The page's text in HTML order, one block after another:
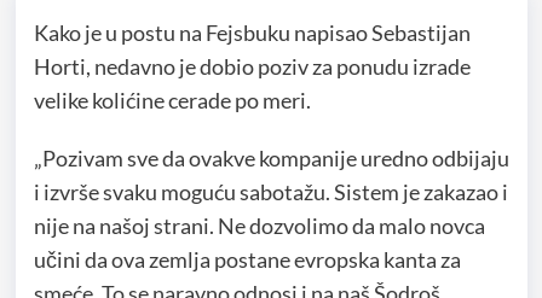
Kako je u postu na Fejsbuku napisao Sebastijan
Horti, nedavno je dobio poziv za ponudu izrade
velike kolićine cerade po meri.
„Pozivam sve da ovakve kompanije uredno odbijaju
i izvrše svaku moguću sabotažu. Sistem je zakazao i
nije na našoj strani. Ne dozvolimo da malo novca
učini da ova zemlja postane evropska kanta za